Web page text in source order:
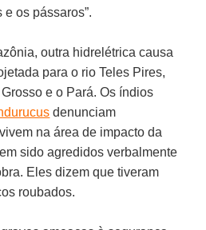
os pássaros”.
outra hidrelétrica causa
para o rio Teles Pires,
e o Pará. Os índios
denunciam
na área de impacto da
sido agredidos verbalmente
Eles dizem que tiveram
roubados.